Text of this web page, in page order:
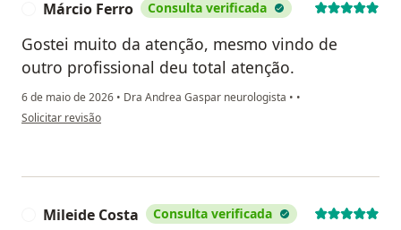
Márcio Ferro Consulta verificada
Gostei muito da atenção, mesmo vindo de
outro profissional deu total atenção.
6 de maio de 2026 • Dra Andrea Gaspar neurologista • •
na opinião do utilizador Márcio Ferro
Solicitar revisão
Mileide Costa Consulta verificada